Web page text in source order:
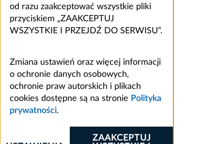
od razu zaakceptować wszystkie pliki
przyciskiem „ZAAKCEPTUJ
WSZYSTKIE I PRZEJDŹ DO SERWISU”.
Zmiana ustawień oraz więcej informacji
o ochronie danych osobowych,
ochronie praw autorskich i plikach
cookies dostępne są na stronie Polityka
prywatności.
ZAAKCEPTUJ